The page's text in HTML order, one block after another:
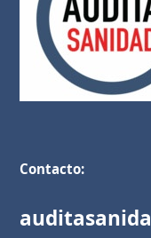
Contacto: